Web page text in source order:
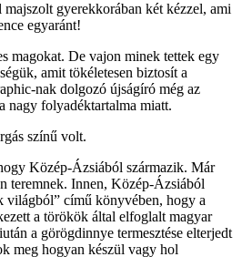
gyerekkorában két kézzel, ami
egyaránt!
magokat. De vajon minek tettek egy
amit tökéletesen biztosít a
nak dolgozó újságíró még az
nagy folyadéktartalma miatt.
színű volt.
Közép-Ázsiából származik. Már
teremnek. Innen, Közép-Ázsiából
világból” című könyvében, hogy a
a törökök által elfoglalt magyar
a görögdinnye termesztése elterjedt
meg hogyan készül vagy hol